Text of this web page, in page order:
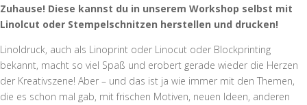
Zuhause! Diese kannst du in unserem Workshop selbst mit
Linolcut oder Stempelschnitzen herstellen und drucken!
Linoldruck, auch als Linoprint oder Linocut oder Blockprinting
bekannt, macht so viel Spaß und erobert gerade wieder die Herzen
der Kreativszene! Aber – und das ist ja wie immer mit den Themen,
die es schon mal gab, mit frischen Motiven, neuen Ideen, anderen